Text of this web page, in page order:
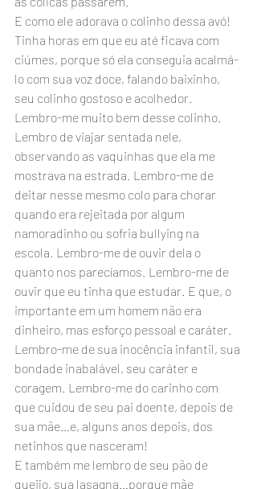
E como ele adorava o colinho dessa avó!
Tinha horas em que eu até ficava com
ciúmes, porque só ela conseguia acalmá-
lo com sua voz doce, falando baixinho,
seu colinho gostoso e acolhedor.
Lembro-me muito bem desse colinho.
Lembro de viajar sentada nele,
observando as vaquinhas que ela me
mostrava na estrada. Lembro-me de
deitar nesse mesmo colo para chorar
quando era rejeitada por algum
namoradinho ou sofria bullying na
escola. Lembro-me de ouvir dela o
quanto nos parecíamos. Lembro-me de
ouvir que eu tinha que estudar. E que, o
importante em um homem não era
dinheiro, mas esforço pessoal e caráter.
Lembro-me de sua inocência infantil, sua
bondade inabalável, seu caráter e
coragem. Lembro-me do carinho com
que cuidou de seu pai doente, depois de
sua mãe…e, alguns anos depois, dos
netinhos que nasceram!
E também me lembro de seu pão de
queijo, sua lasagna…porque mãe